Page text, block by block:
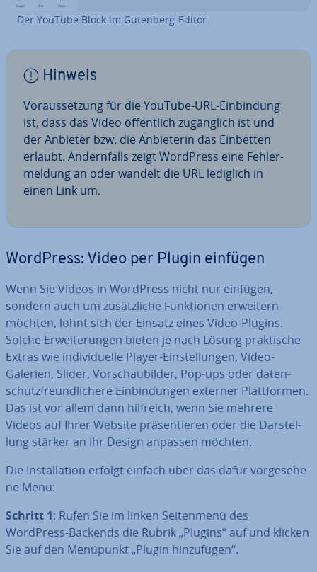
Der YouTube Block im Gutenberg-Editor
Hinweis
Vor­aus­set­zung für die YouTube-URL-Ein­bin­dung
ist, dass das Video öf­fent­lich zu­gäng­lich ist und
der Anbieter bzw. die An­bie­te­rin das Einbetten
erlaubt. An­dern­falls zeigt WordPress eine Feh­ler­
mel­dung an oder wandelt die URL lediglich in
einen Link um.
WordPress: Video per Plugin einfügen
Wenn Sie Videos in WordPress nicht nur einfügen,
sondern auch um zu­sätz­li­che Funk­tio­nen erweitern
möchten, lohnt sich der Einsatz eines Video-Plugins.
Solche Er­wei­te­run­gen bieten je nach Lösung prak­ti­sche
Extras wie in­di­vi­du­el­le Player-Ein­stel­lun­gen, Video-
Galerien, Slider, Vor­schau­bil­der, Pop-ups oder da­ten­
schutz­freund­li­che­re Ein­bin­dun­gen externer Platt­for­men.
Das ist vor allem dann hilfreich, wenn Sie mehrere
Videos auf Ihrer Website prä­sen­tie­ren oder die Dar­stel­
lung stärker an Ihr Design anpassen möchten.
Die In­stal­la­ti­on erfolgt einfach über das dafür vor­ge­se­he­
ne Menü:
Schritt 1: Rufen Sie im linken Sei­ten­me­nü des
WordPress-Backends die Rubrik „Plugins“ auf und klicken
Sie auf den Menüpunkt „Plugin hin­zu­fü­gen“.